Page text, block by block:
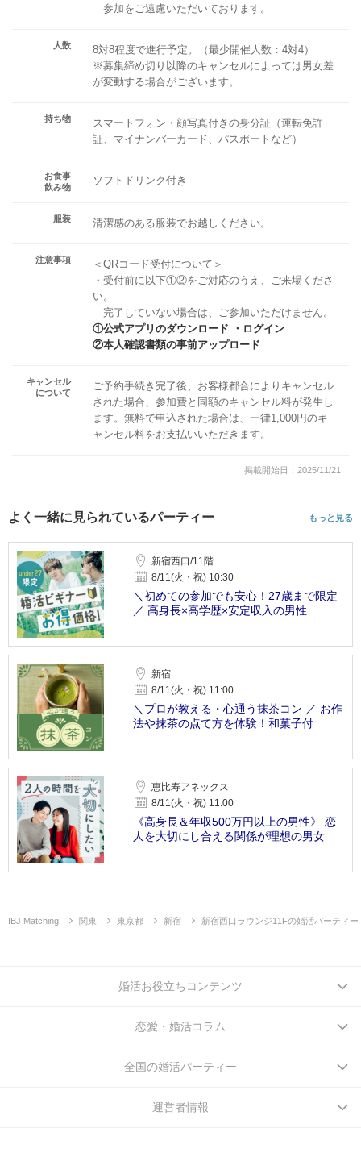
参加をご遠慮いただいております。
人数
8対8程度で進行予定。（最少開催人数：4対4）
※募集締め切り以降のキャンセルによっては男女差
が変動する場合がございます。
持ち物
スマートフォン・顔写真付きの身分証（運転免許
証、マイナンバーカード、パスポートなど）
お食事
飲み物
ソフトドリンク付き
服装 清潔感のある服装でお越しください。
注意事項
＜QRコード受付について＞
・受付前に以下①②をご対応のうえ、ご来場くださ
い。
完了していない場合は、ご参加いただけません。
①公式アプリのダウンロード ・ログイン
②本人確認書類の事前アップロード
キャンセル
について
ご予約手続き完了後、お客様都合によりキャンセル
された場合、参加費と同額のキャンセル料が発生し
ます。無料で申込された場合は、一律1,000円のキ
ャンセル料をお支払いいただきます。
掲載開始日：2025/11/21
よく一緒に見られているパーティー もっと見る
新宿西口/11階
8/11(火・祝) 10:30
＼初めての参加でも安心！27歳まで限定
／ 高身長×高学歴×安定収入の男性
新宿
8/11(火・祝) 11:00
＼プロが教える・心通う抹茶コン ／ お作
法や抹茶の点て方を体験！和菓子付
恵比寿アネックス
8/11(火・祝) 11:00
《高身長＆年収500万円以上の男性》 恋
人を大切にし合える関係が理想の男女
IBJ Matching 関東 東京都 新宿 新宿西口ラウンジ11Fの婚活パーティー
婚活お役立ちコンテンツ
恋愛・婚活コラム
全国の婚活パーティー
運営者情報